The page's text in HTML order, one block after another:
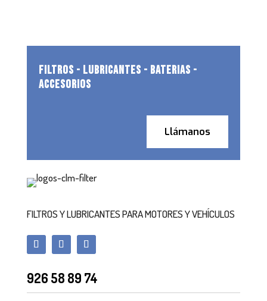
FILTROS - LUBRICANTES - BATERIAS -
ACCESORIOS
Llámanos
FILTROS Y LUBRICANTES PARA MOTORES Y VEHÍCULOS
926 58 89 74